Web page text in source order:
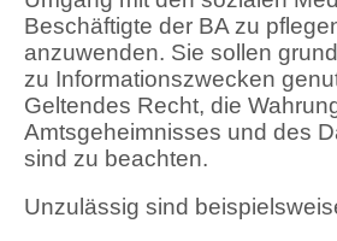
Beschäftigte der BA zu
anzuwenden. Sie sollen
zu Informationszwecken
Geltendes Recht, die
Amtsgeheimnisses und des
sind zu beachten.
Unzulässig sind